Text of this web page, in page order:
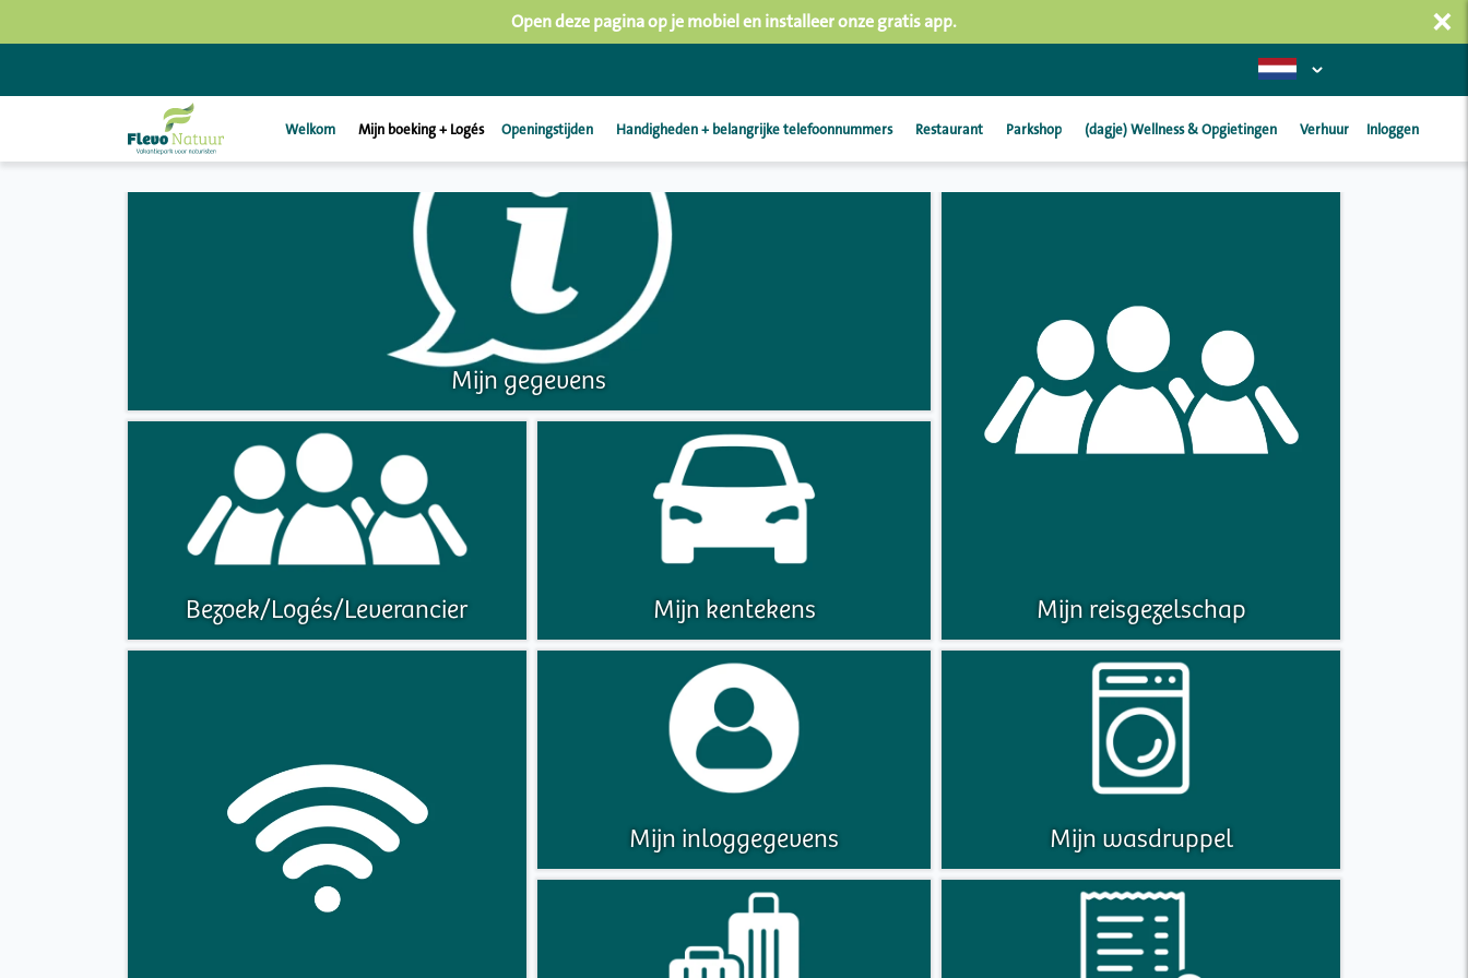
Open deze pagina op je mobiel en installeer onze gratis app. ×
Welkom Mijn boeking + Logés Openingstijden Handigheden + belangrijke telefoonnummers Restaurant Parkshop (dagje) Wellness & Opgietingen Verhuur Inloggen
Mijn gegevens
Mijn reisgezelschap
Bezoek/Logés/Leverancier Mijn kentekens
Mijn inloggegevens Mijn wasdruppel